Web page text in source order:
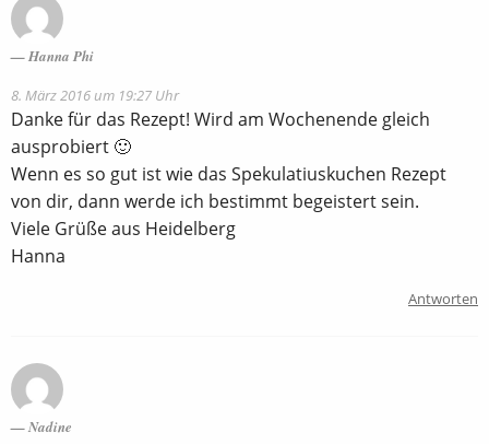
Hanna Phi
8. März 2016 um 19:27 Uhr
Danke für das Rezept! Wird am Wochenende gleich
ausprobiert 🙂
Wenn es so gut ist wie das Spekulatiuskuchen Rezept
von dir, dann werde ich bestimmt begeistert sein.
Viele Grüße aus Heidelberg
Hanna
Antworten
Nadine